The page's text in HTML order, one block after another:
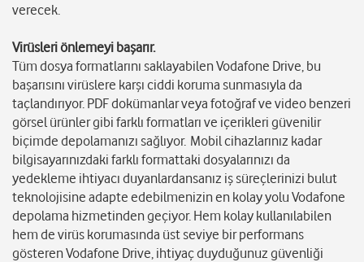
verecek.
Virüsleri önlemeyi başarır.
Tüm dosya formatlarını saklayabilen Vodafone Drive, bu
başarısını virüslere karşı ciddi koruma sunmasıyla da
taçlandırıyor. PDF dokümanlar veya fotoğraf ve video benzeri
görsel ürünler gibi farklı formatları ve içerikleri güvenilir
biçimde depolamanızı sağlıyor. Mobil cihazlarınız kadar
bilgisayarınızdaki farklı formattaki dosyalarınızı da
yedekleme ihtiyacı duyanlardansanız iş süreçlerinizi bulut
teknolojisine adapte edebilmenizin en kolay yolu Vodafone
depolama hizmetinden geçiyor. Hem kolay kullanılabilen
hem de virüs korumasında üst seviye bir performans
gösteren Vodafone Drive, ihtiyaç duyduğunuz güvenliği